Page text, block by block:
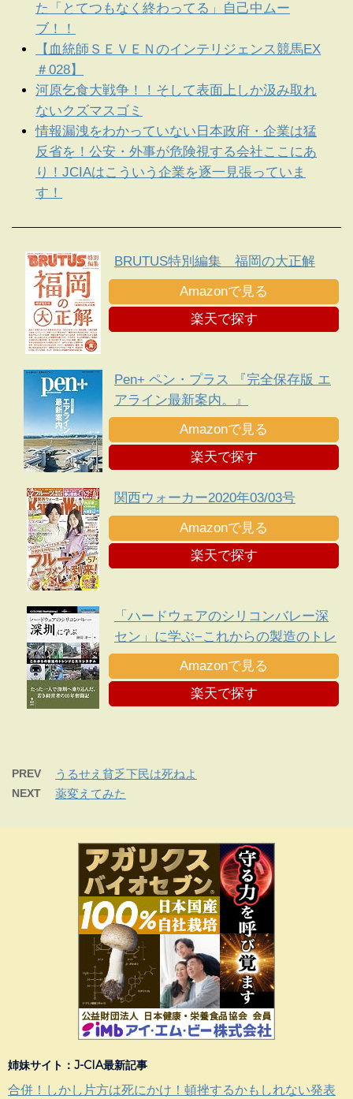
た「とてつもなく終わってる」自己中ムー
ブ！！
【血統師ＳＥＶＥＮのインテリジェンス競馬EX
＃028】
河原乞食大戦争！！そして表面上しか汲み取れ
ないクズマスゴミ
情報漏洩をわかっていない日本政府・企業は猛
反省を！公安・外事が危険視する会社ここにあ
り！JCIAはこういう企業を逐一見張っていま
す！
BRUTUS特別編集 福岡の大正解
Amazonで見る
楽天で探す
Pen+ ペン・プラス 『完全保存版 エ
アライン最新案内。』
Amazonで見る
楽天で探す
関西ウォーカー2020年03/03号
Amazonで見る
楽天で探す
「ハードウェアのシリコンバレー深
セン」に学ぶ−これからの製造のトレ
ンドとエコシステム
Amazonで見る
楽天で探す
PREV うるせえ貧乏下民は死ねよ
NEXT 薬変えてみた
姉妹サイト：J-CIA最新記事
合併！しかし片方は死にかけ！頓挫するかもしれない発表